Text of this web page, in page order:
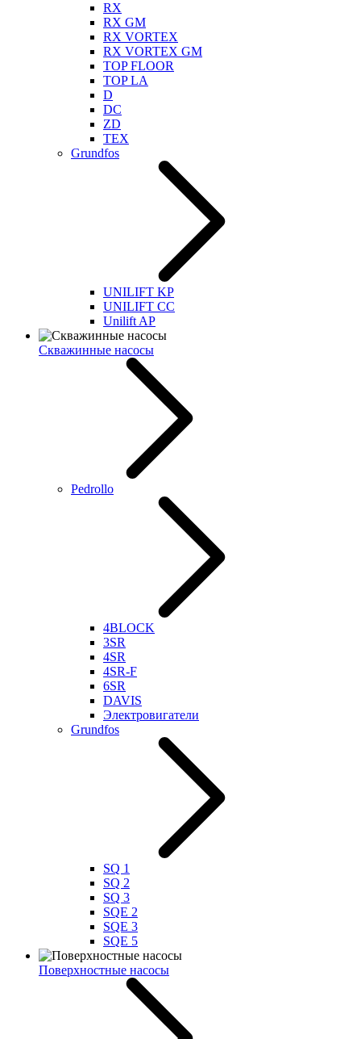
RX
RX GM
RX VORTEX
RX VORTEX GM
TOP FLOOR
TOP LA
D
DC
ZD
TEX
Grundfos
UNILIFT KP
UNILIFT CC
Unilift AP
Скважинные насосы
Pedrollo
4BLOCK
3SR
4SR
4SR-F
6SR
DAVIS
Электровигатели
Grundfos
SQ 1
SQ 2
SQ 3
SQE 2
SQE 3
SQE 5
Поверхностные насосы